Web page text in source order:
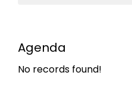
Agenda
No records found!